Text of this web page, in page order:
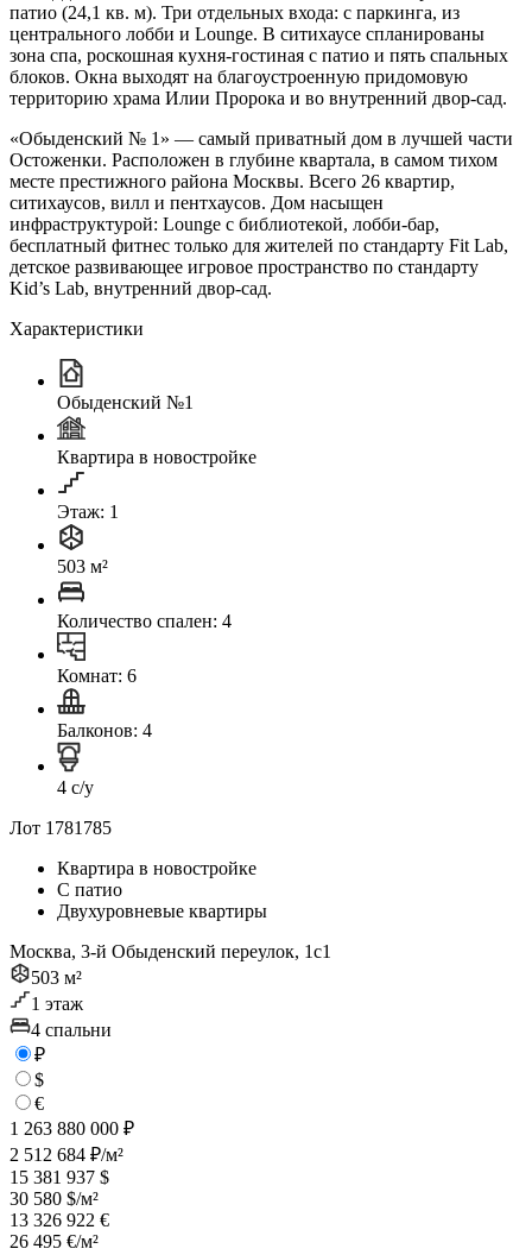
патио (24,1 кв. м). Три отдельных входа: с паркинга, из
центрального лобби и Lounge. В ситихаусе спланированы
зона спа, роскошная кухня-гостиная с патио и пять спальных
блоков. Окна выходят на благоустроенную придомовую
территорию храма Илии Пророка и во внутренний двор-сад.
«Обыденский № 1» — самый приватный дом в лучшей части
Остоженки. Расположен в глубине квартала, в самом тихом
месте престижного района Москвы. Всего 26 квартир,
ситихаусов, вилл и пентхаусов. Дом насыщен
инфраструктурой: Lounge с библиотекой, лобби-бар,
бесплатный фитнес только для жителей по стандарту Fit Lab,
детское развивающее игровое пространство по стандарту
Kid’s Lab, внутренний двор-сад.
Характеристики
Обыденский №1
Квартира в новостройке
Этаж: 1
503 м²
Количество спален: 4
Комнат: 6
Балконов: 4
4 с/у
Лот 1781785
Квартира в новостройке
С патио
Двухуровневые квартиры
Москва, 3-й Обыденский переулок, 1с1
503 м²
1 этаж
4 спальни
₽
$
€
1 263 880 000 ₽
2 512 684 ₽/м²
15 381 937 $
30 580 $/м²
13 326 922 €
26 495 €/м²